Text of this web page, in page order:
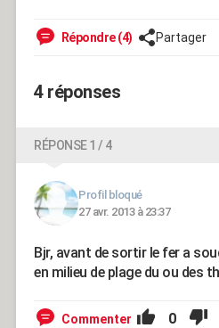
Répondre (4) Partager
4 réponses
RÉPONSE 1 / 4
Profil bloqué
27 avr. 2013 à 23:37
Bjr, avant de sortir le fer a
en milieu de plage du ou des
Commenter 0